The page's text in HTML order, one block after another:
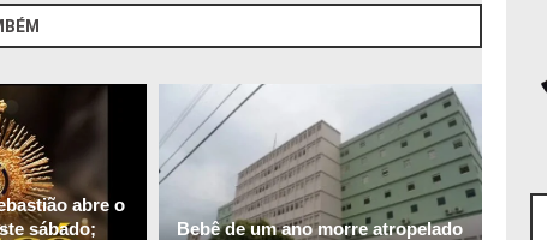
abre o
sábado;
Bebê de um ano morre atropelado